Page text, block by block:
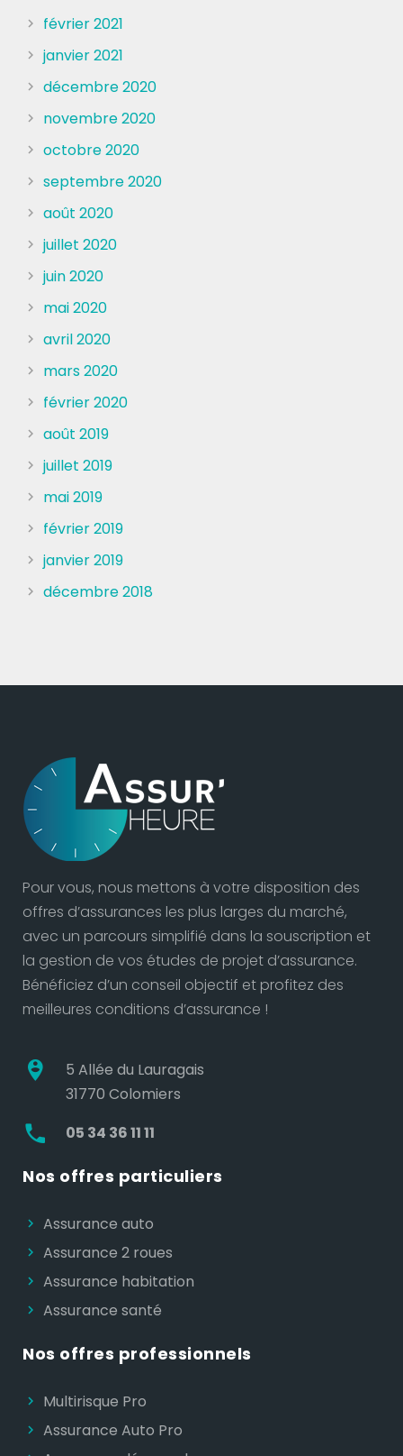
février 2021
janvier 2021
décembre 2020
novembre 2020
octobre 2020
septembre 2020
août 2020
juillet 2020
juin 2020
mai 2020
avril 2020
mars 2020
février 2020
août 2019
juillet 2019
mai 2019
février 2019
janvier 2019
décembre 2018
Pour vous, nous mettons à votre disposition des
offres d’assurances les plus larges du marché,
avec un parcours simplifié dans la souscription et
la gestion de vos études de projet d’assurance.
Bénéficiez d’un conseil objectif et profitez des
meilleures conditions d’assurance !
5 Allée du Lauragais
31770 Colomiers
05 34 36 11 11
Nos offres particuliers
Assurance auto
Assurance 2 roues
Assurance habitation
Assurance santé
Nos offres professionnels
Multirisque Pro
Assurance Auto Pro